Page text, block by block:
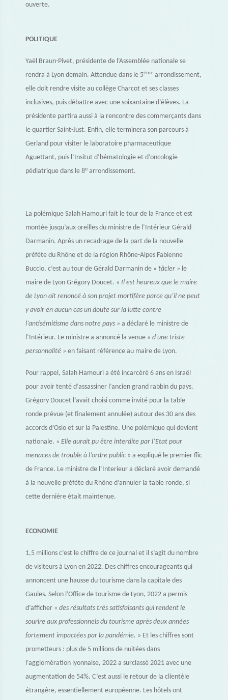
ouverte.
POLITIQUE
Yaël Braun-Pivet, présidente de l’Assemblée nationale se
rendra à Lyon demain. Attendue dans le 5ème arrondissement,
elle doit rendre visite au collège Charcot et ses classes
inclusives, puis débattre avec une soixantaine d’élèves. La
présidente partira aussi à la rencontre des commerçants dans
le quartier Saint-Just. Enfin, elle terminera son parcours à
Gerland pour visiter le laboratoire pharmaceutique
Aguettant, puis l’Insitut d’hématologie et d’oncologie
pédiatrique dans le 8e arrondissement.
La polémique Salah Hamouri fait le tour de la France et est
montée jusqu’aux oreilles du ministre de l’Intérieur Gérald
Darmanin. Après un recadrage de la part de la nouvelle
préfète du Rhône et de la région Rhône-Alpes Fabienne
Buccio, c’est au tour de Gérald Darmanin de « tâcler » le
maire de Lyon Grégory Doucet. « Il est heureux que le maire
de Lyon ait renoncé à son projet mortifère parce qu’il ne peut
y avoir en aucun cas un doute sur la lutte contre
l’antisémitisme dans notre pays » a déclaré le ministre de
l’Intérieur. Le ministre a annoncé la venue « d’une triste
personnalité » en faisant référence au maire de Lyon.
Pour rappel, Salah Hamouri a été incarcéré 6 ans en Israël
pour avoir tenté d’assassiner l’ancien grand rabbin du pays.
Grégory Doucet l’avait choisi comme invité pour la table
ronde prévue (et finalement annulée) autour des 30 ans des
accords d’Oslo et sur la Palestine. Une polémique qui devient
nationale. « Elle aurait pu être interdite par l’Etat pour
menaces de trouble à l’ordre public » a expliqué le premier flic
de France. Le ministre de l’Interieur a déclaré avoir demandé
à la nouvelle préfète du Rhône d’annuler la table ronde, si
cette dernière était maintenue.
ECONOMIE
1,5 millions c’est le chiffre de ce journal et il s’agit du nombre
de visiteurs à Lyon en 2022. Des chiffres encourageants qui
annoncent une hausse du tourisme dans la capitale des
Gaules. Selon l’Office de tourisme de Lyon, 2022 a permis
d’afficher « des résultats très satisfaisants qui rendent le
sourire aux professionnels du tourisme après deux années
fortement impactées par la pandémie. » Et les chiffres sont
prometteurs : plus de 5 millions de nuitées dans
l’agglomération lyonnaise, 2022 a surclassé 2021 avec une
augmentation de 54%. C’est aussi le retour de la clientèle
étrangère, essentiellement européenne. Les hôtels ont